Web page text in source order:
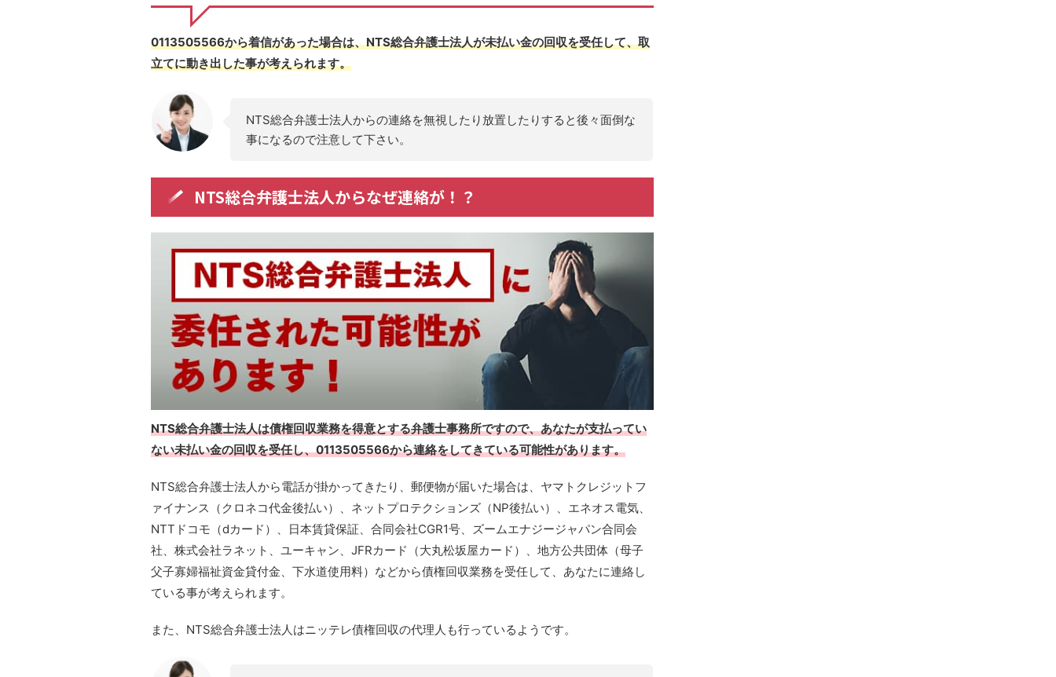
0113505566から着信があった場合は、NTS総合弁護士法人が未払い金の回収を受任して、取
立てに動き出した事が考えられます。
NTS総合弁護士法人からの連絡を無視したり放置したりすると後々面倒な
事になるので注意して下さい。
NTS総合弁護士法人からなぜ連絡が！？
NTS総合弁護士法人は債権回収業務を得意とする弁護士事務所ですので、あなたが支払ってい
ない未払い金の回収を受任し、0113505566から連絡をしてきている可能性があります。
NTS総合弁護士法人から電話が掛かってきたり、郵便物が届いた場合は、ヤマトクレジットフ
ァイナンス（クロネコ代金後払い）、ネットプロテクションズ（NP後払い）、エネオス電気、
NTTドコモ（dカード）、日本賃貸保証、合同会社CGR1号、ズームエナジージャパン合同会
社、株式会社ラネット、ユーキャン、JFRカード（大丸松坂屋カード）、地方公共団体（母子
父子寡婦福祉資金貸付金、下水道使用料）などから債権回収業務を受任して、あなたに連絡し
ている事が考えられます。
また、NTS総合弁護士法人はニッテレ債権回収の代理人も行っているようです。